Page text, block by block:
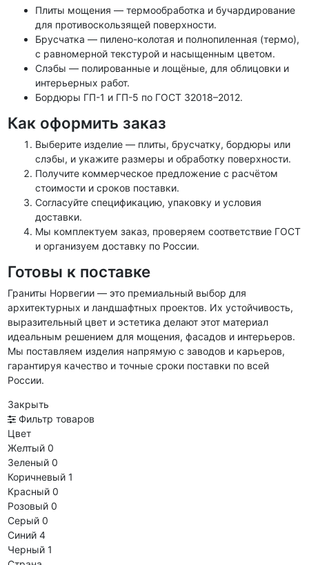
Закрыть
Фильтр товаров
Цвет
Желтый 0
Зеленый 0
Коричневый 1
Красный 0
Розовый 0
Серый 0
Синий 4
Черный 1
Плиты мощения — термообработка и бучардирование
для противоскользящей поверхности.
Брусчатка — пилено-колотая и полнопиленная (термо),
с равномерной текстурой и насыщенным цветом.
Слэбы — полированные и лощёные, для облицовки и
интерьерных работ.
Бордюры ГП-1 и ГП-5 по ГОСТ 32018–2012.
Как оформить заказ
Выберите изделие — плиты, брусчатку, бордюры или
слэбы, и укажите размеры и обработку поверхности.
Получите коммерческое предложение с расчётом
стоимости и сроков поставки.
Согласуйте спецификацию, упаковку и условия
доставки.
Мы комплектуем заказ, проверяем соответствие ГОСТ
и организуем доставку по России.
Готовы к поставке
Граниты Норвегии — это премиальный выбор для
архитектурных и ландшафтных проектов. Их устойчивость,
выразительный цвет и эстетика делают этот материал
идеальным решением для мощения, фасадов и интерьеров.
Мы поставляем изделия напрямую с заводов и карьеров,
гарантируя качество и точные сроки поставки по всей
России.